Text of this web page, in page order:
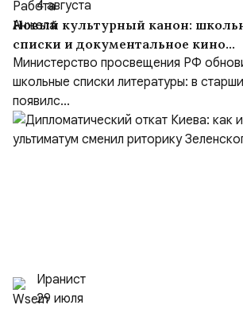
4 августа
Новый культурный канон:
списки и документальное кино
формируют образ героя
Министерство просвещения РФ
школьные списки литературы: в
появилс...
Иранист
29 июля